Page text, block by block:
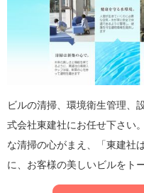
ビルの清掃、環境衛生管理、
式会社東建社にお任せ下さい。
な清掃の心がまえ、「東建社
に、お客様の美しいビルをト